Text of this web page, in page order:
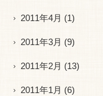
2011年4月 (1)
2011年3月 (9)
2011年2月 (13)
2011年1月 (6)